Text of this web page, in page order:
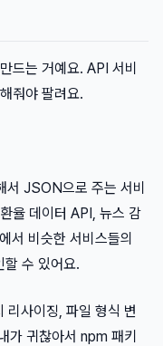
드는 거예요. API 서비
줘야 팔려요.
서 JSON으로 주는 서비
율 데이터 API, 뉴스 감
서 비슷한 서비스들의
할 수 있어요.
리사이징, 파일 형식 변
가 귀찮아서 npm 패키